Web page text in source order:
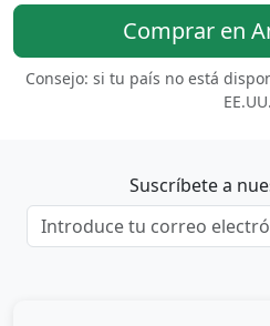
Comprar en
Consejo: si tu país no está
EE.UU.
Suscríbete a